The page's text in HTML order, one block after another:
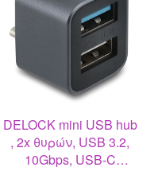
DELOCK mini USB hub
, 2x θυρών, USB 3.2,
10Gbps, USB-C